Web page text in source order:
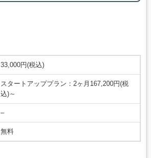
33,000円(税込)
スタートアッププラン：2ヶ月167,200円(税
込)～
–
無料